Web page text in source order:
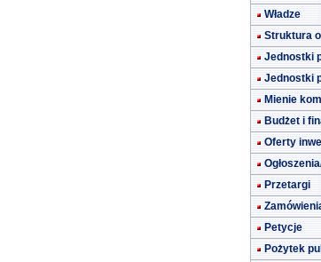
Władze
Struktura
Jednostki
Jednostki
Mienie
Budżet i
Oferty
Przetargi
Petycje
Pożytek